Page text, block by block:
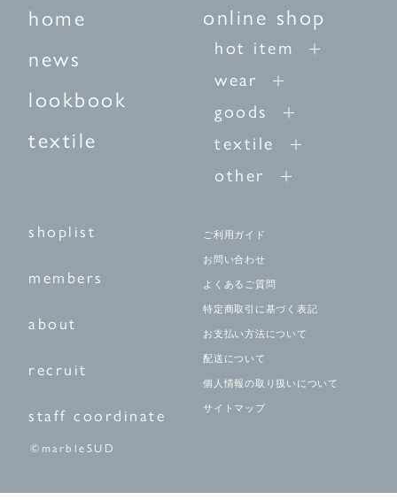
home
news
lookbook
textile
online shop
hot item
wear
goods
textile
other
shoplist
members
about
recruit
staff coordinate
ご利用ガイド
お問い合わせ
よくあるご質問
特定商取引に基づく表記
お支払い方法について
配送について
個人情報の取り扱いについて
サイトマップ
©marbleSUD